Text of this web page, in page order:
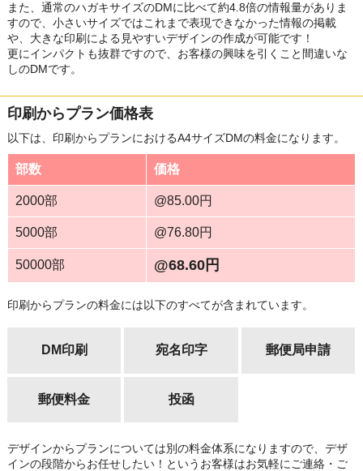
また、通常のハガキサイズのDMに比べて約4.8倍の情報量がありま
すので、小さいサイズではこれまで表現できなかった情報の掲載
や、大きな印刷による見やすいデザインの作成が可能です！
更にインパクトも抜群ですので、お客様の興味を引くこと間違いな
しのDMです。
印刷からプラン価格表
以下は、印刷からプランにおけるA4サイズDMの料金になります。
部数 価格
2000部 @85.00円
5000部 @76.80円
50000部 @68.60円
印刷からプランの料金には以下のすべてが含まれています。
DM印刷 宛名印字 郵便局申請
郵便料金 投函
デザインからプランについては別の料金体系になりますので、デザ
インの段階からお任せしたい！というお客様はお気軽にご連絡・ご